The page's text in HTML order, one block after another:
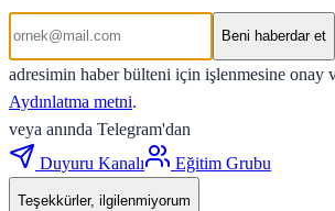
Beni haberdar et
adresimin haber bülteni için işlenmesine onay
Aydınlatma metni.
veya anında Telegram'dan
Duyuru Kanalı
Eğitim Grubu
Teşekkürler, ilgilenmiyorum